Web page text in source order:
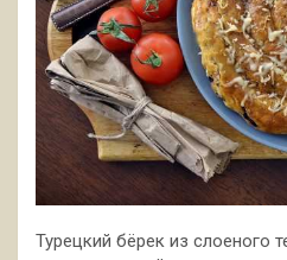
Турецкий бёрек из слоеного